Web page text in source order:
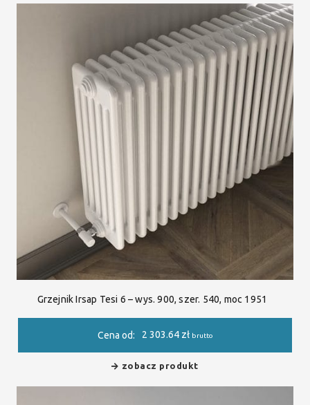
Grzejnik Irsap Tesi 6 – wys. 900, szer. 540, moc 1951
Cena od: 2 303.64 zł brutto
zobacz produkt